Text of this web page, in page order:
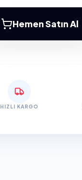
Hemen Satın Al
HIZLI KARGO